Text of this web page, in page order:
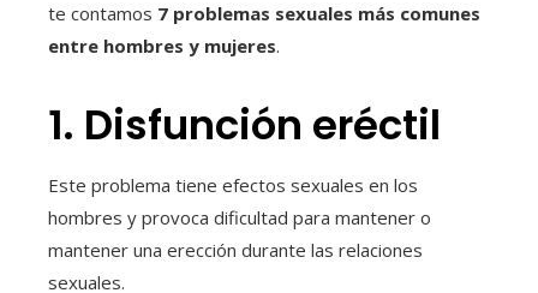
te contamos 7 problemas sexuales más comunes
entre hombres y mujeres.
1. Disfunción eréctil
Este problema tiene efectos sexuales en los
hombres y provoca dificultad para mantener o
mantener una erección durante las relaciones
sexuales.